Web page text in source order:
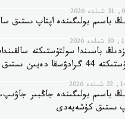
باسىم بولىگىندە اپتاپ ىستىق
باسىندا سولتۇستىكتە
دەيىن ىستىق بولادى
باسىم بولىگىندە جاڭبىر جاۋىپ،
ىستىق كۇشەيەدى